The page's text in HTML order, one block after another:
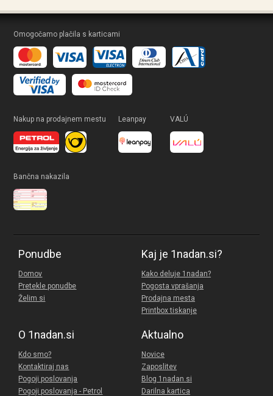
Omogočamo plačila s karticami
Nakup na prodajnem mestu Leanpay VALÚ
Bančna nakazila
Ponudbe
Domov
Pretekle ponudbe
Želim si
Kaj je 1nadan.si?
Kako deluje 1nadan?
Pogosta vprašanja
Prodajna mesta
Printbox tiskanje
O 1nadan.si
Kdo smo?
Kontaktiraj nas
Pogoji poslovanja
Pogoji poslovanja - Petrol
Aktualno
Novice
Zaposlitev
Blog 1nadan.si
Darilna kartica